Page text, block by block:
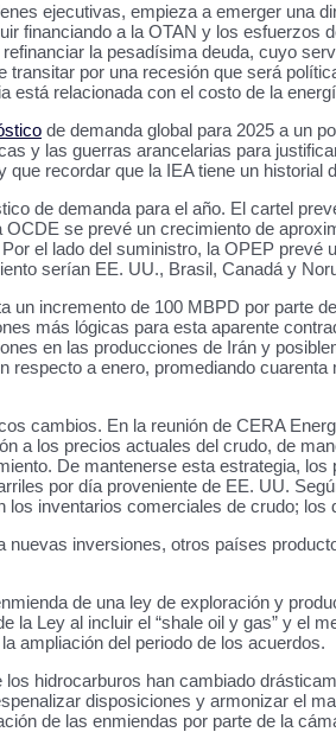
ejecutivas, empieza a emerger
financiando a la OTAN y los
la pesadísima deuda, cuyo
por una recesión que será
está relacionada con el costo de la
de demanda global para 2025 a un
y las guerras arancelarias para
recordar que la IEA tiene un
de demanda para el año. El cartel
se prevé un crecimiento de
el lado del suministro, la OPEP
serían EE. UU., Brasil, Canadá y
un incremento de 100 MBPD por parte
más lógicas para esta aparente
en las producciones de Irán y
a enero, promediando
cambios. En la reunión de CERA
a los precios actuales del crudo, de
De mantenerse esta estrategia,
por día proveniente de EE. UU.
inventarios comerciales de crudo;
inversiones, otros países
de una ley de exploración y
la Ley al incluir el “shale oil y gas” y
ampliación del periodo de los acuerdos.
hidrocarburos han cambiado
disposiciones y armonizar el
de las enmiendas por parte de la